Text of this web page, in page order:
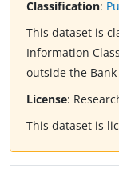
Classification:
This dataset is
Information
outside the
License:
This dataset is